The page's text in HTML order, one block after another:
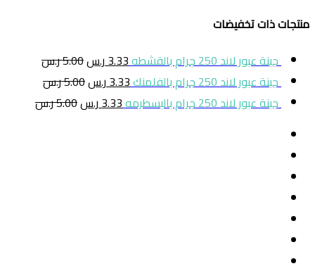
منتجات ذات تخفيضات
جبنة عبور لاند 250 جرام بالقشطه
3.33ر.س5.00ر.س
جبنة عبور لاند 250 جرام بالفلمنك
3.33ر.س5.00ر.س
جبنة عبور لاند 250 جرام بالبسطرمه
3.33ر.س5.00ر.س